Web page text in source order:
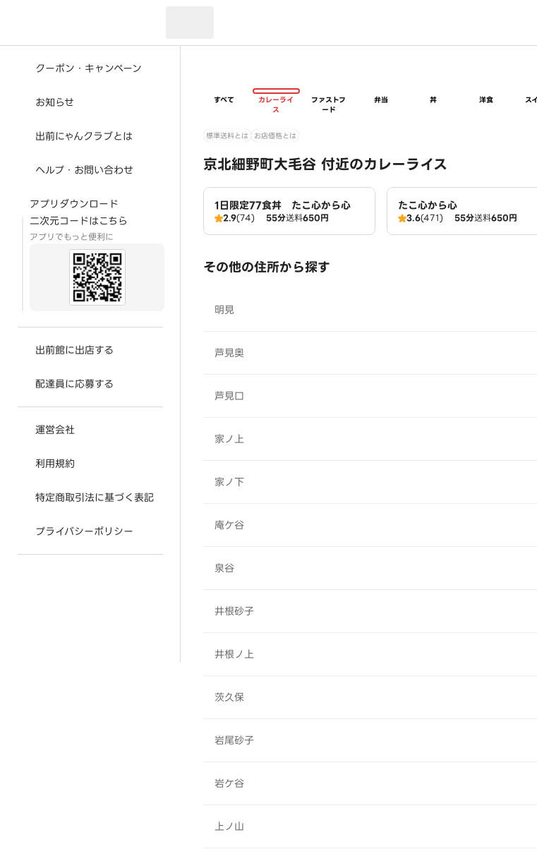
クーポン・キャンペーン
お知らせ
出前にゃんクラブとは
ヘルプ・お問い合わせ
アプリダウンロード
二次元コードはこちら
アプリでもっと便利に
出前館に出店する
配達員に応募する
運営会社
利用規約
特定商取引法に基づく表記
プライバシーポリシー
すべて
カレーライ
ス
ファストフ
ード
弁当 丼 洋食 ス
標準送料とは お店価格とは
京北細野町大毛谷 付近のカレーライス
1日限定77食丼 たこ心から心
2.9(74) 55分送料650円
たこ心から心
3.6(471) 55分送料650円
その他の住所から探す
明見
芦見奥
芦見口
家ノ上
家ノ下
庵ケ谷
泉谷
井根砂子
井根ノ上
茨久保
岩尾砂子
岩ケ谷
上ノ山